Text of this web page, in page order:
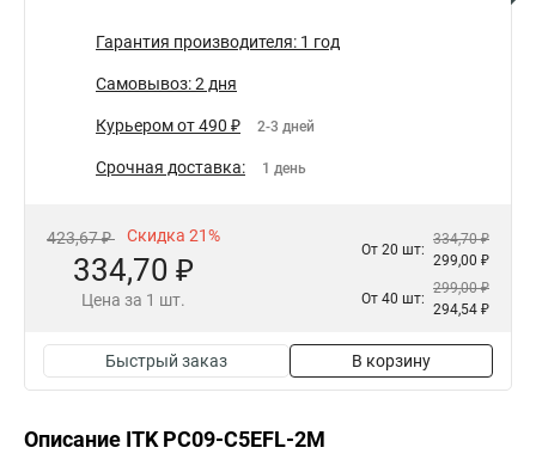
Гарантия производителя: 1 год
Самовывоз: 2 дня
Курьером от 490 ₽ 2-3 дней
Срочная доставка: 1 день
423,67 ₽ Скидка 21%
334,70 ₽
Цена за 1 шт.
От 20 шт:
334,70 ₽
299,00 ₽
От 40 шт:
299,00 ₽
294,54 ₽
Быстрый заказ В корзину
Описание ITK PC09-C5EFL-2M